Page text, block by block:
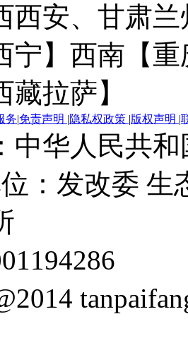
西安、甘肃
】 西南【
拉萨】
务|免责声明 |隐私权政策 |版权声明 |
中华人民共
：发改委 生